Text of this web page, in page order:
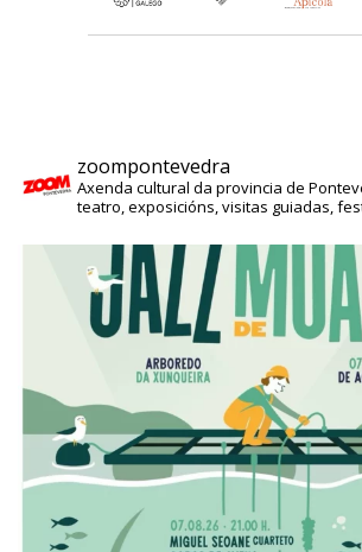
zoompontevedra
Axenda cultural da provincia de
teatro, exposicións, visitas guiadas,